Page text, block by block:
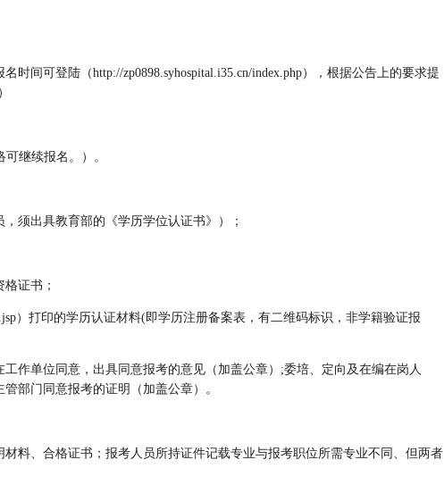
间可登陆（http://zp0898.syhospital.i35.cn/index.php），根据公告上的要求提
继续报名。）。
须出具教育部的《学历学位认证书》）；
证书；
）打印的学历认证材料(即学历注册备案表，有二维码标识，非学籍验证报
作单位同意，出具同意报考的意见（加盖公章）;委培、定向及在编在岗人
部门同意报考的证明（加盖公章）。
料、合格证书；报考人员所持证件记载专业与报考职位所需专业不同、但两者